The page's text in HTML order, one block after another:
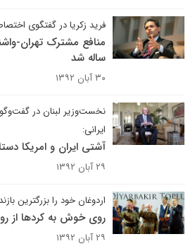
فرید زکریا در گفتگوی
ساله شد
۳۰ آبان ۱۳۹۲
نخست‌وزیر لبنان در
ایرانی:
آشتی ایران و امریکا
۲۹ آبان ۱۳۹۲
اردوغان خود را بزرگترین
روی خوش به کردها از
۲۹ آبان ۱۳۹۲